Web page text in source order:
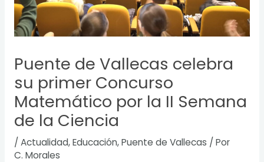
Puente de Vallecas celebra
su primer Concurso
Matemático por la II Semana
de la Ciencia
/ Actualidad,Educación,Puente de Vallecas / Por
C. Morales